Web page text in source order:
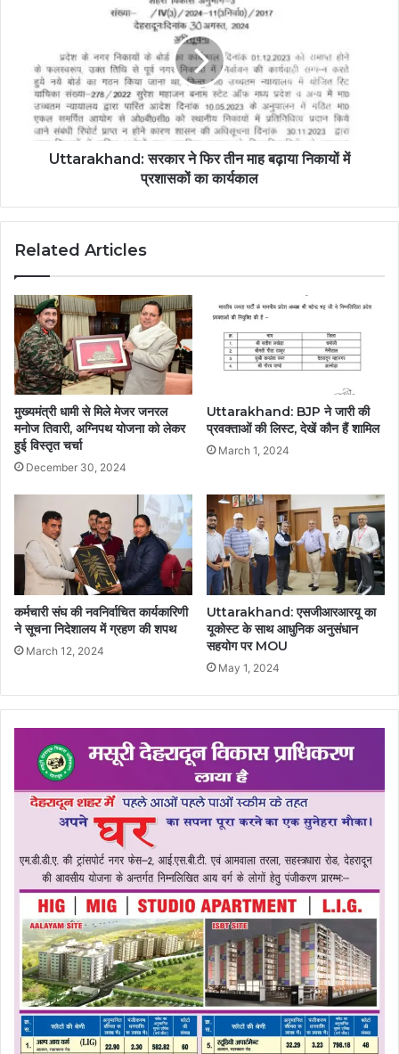
Uttarakhand: सरकार ने फिर तीन माह बढ़ाया निकायों में
प्रशासकों का कार्यकाल
Related Articles
मुख्यमंत्री धामी से मिले मेजर जनरल
मनोज तिवारी, अग्निपथ योजना को लेकर
हुई विस्तृत चर्चा
December 30, 2024
Uttarakhand: BJP ने जारी की
प्रवक्ताओं की लिस्ट, देखें कौन हैं शामिल
March 1, 2024
कर्मचारी संघ की नवनिर्वाचित कार्यकारिणी
ने सूचना निदेशालय में ग्रहण की शपथ
March 12, 2024
Uttarakhand: एसजीआरआरयू का
यूकोस्ट के साथ आधुनिक अनुसंधान
सहयोग पर MOU
May 1, 2024